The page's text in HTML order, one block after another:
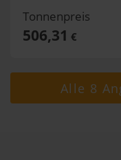
Tonnenpreis
506,31 €
Alle 8